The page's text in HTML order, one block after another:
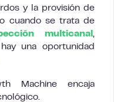
y la provisión de
cuando se trata de
multicanal,
una oportunidad
Machine encaja